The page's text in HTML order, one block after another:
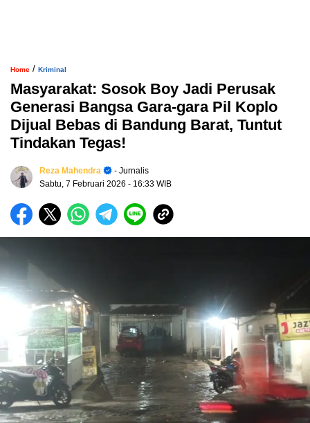
Home / Kriminal
Masyarakat: Sosok Boy Jadi Perusak
Generasi Bangsa Gara-gara Pil Koplo
Dijual Bebas di Bandung Barat, Tuntut
Tindakan Tegas!
Reza Mahendra
- Jurnalis
Sabtu, 7 Februari 2026 - 16:33 WIB